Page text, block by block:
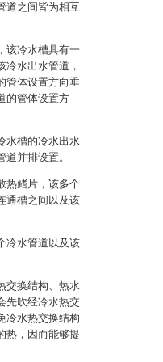
道之间皆为相互
该冷水槽具有一
冷水出水管道，
管体设置方向垂
的管体设置方
水槽的冷水出水
并排设置。
热鳍片，该多个
通槽之间以及该
冷水管道以及该
交换结构、热水
先吹经冷水热交
冷水热交换结构
热，因而能够提